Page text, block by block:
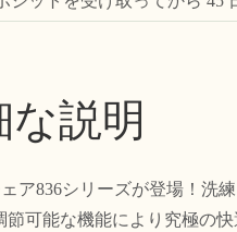
説明
ア836シリーズが登場！洗
可能な機能により究極の